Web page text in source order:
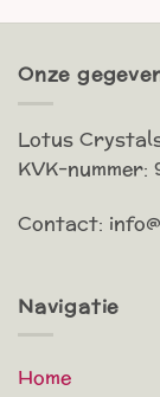
Onze
Lotus
KVK-nummer:
Contact:
Navigatie
Home